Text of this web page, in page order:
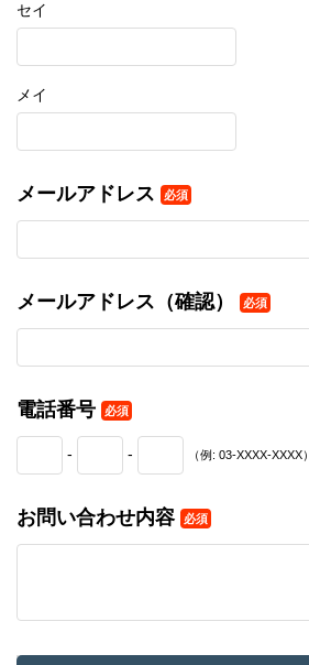
セイ
メイ
メールアドレス 必須
メールアドレス（確認） 必須
電話番号 必須
- - （例: 03-XXXX-XXXX）
お問い合わせ内容 必須